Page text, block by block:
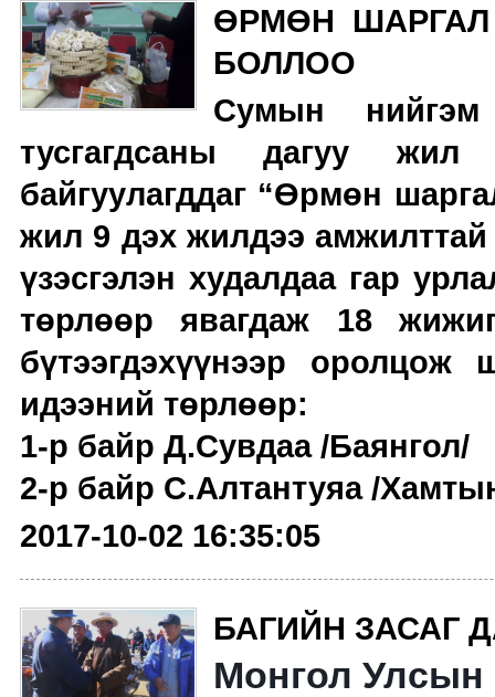
ӨРМӨН ШАРГАЛ
БОЛЛОО
Сумын нийгэм
тусгагдсаны дагуу
байгуулагддаг “Өрмөн
жил 9 дэх жилдээ амжилттай
үзэсгэлэн худалдаа гар
төрлөөр явагдаж 18
бүтээгдэхүүнээр оролцож
идээний төрлөөр:
1-р байр Д.Сувдаа /Баянгол/
2-р байр С.Алтантуяа /
2017-10-02 16:35:05
БАГИЙН ЗАСАГ
Монгол